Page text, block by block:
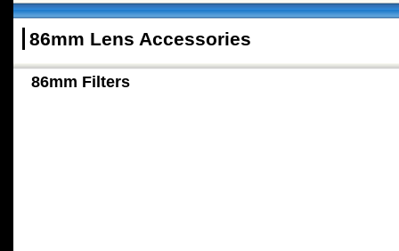
86mm Lens Accessories
86mm Filters